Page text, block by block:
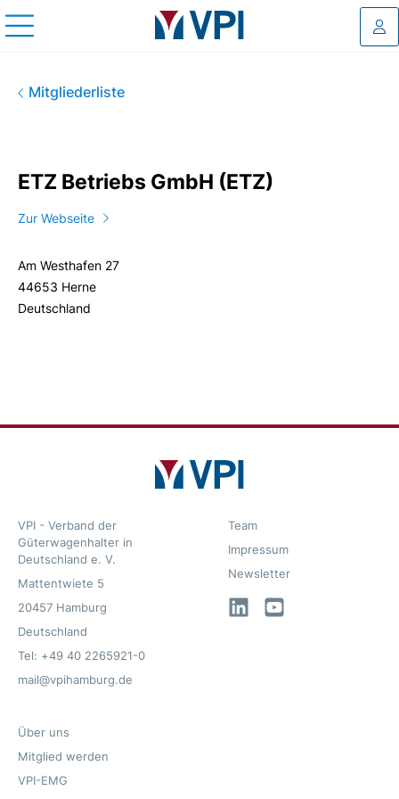
Mitgliederliste
ETZ Betriebs GmbH (ETZ)
ETZ Betriebs GmbH (ETZ)
Zur Webseite
Am Westhafen 27
44653 Herne
Deutschland
VPI - Verband der
Güterwagenhalter in
Deutschland e. V.
Mattentwiete 5
20457 Hamburg
Deutschland
Tel: +49 40 2265921-0
mail@vpihamburg.de
Team
Impressum
Newsletter
LinkedInYouTube
Über uns
Mitglied werden
VPI-EMG